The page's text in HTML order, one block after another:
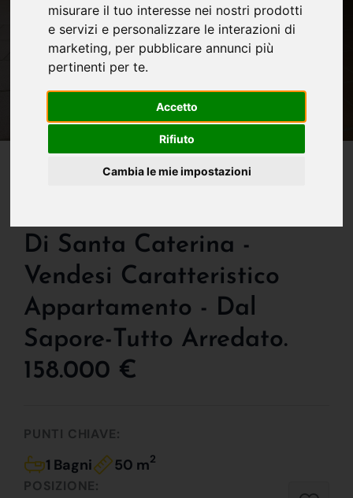
misurare il tuo interesse nei nostri prodotti
e servizi e personalizzare le interazioni di
marketing, per pubblicare annunci più
pertinenti per te.
Accetto
Rifiuto
Cambia le mie impostazioni
IN VENDITA
Bergamo - Introvabile -
Di Santa Caterina -
Vendesi Caratteristico
Appartamento - Dal
Sapore-Tutto Arredato.
158.000 €
PUNTI CHIAVE:
1 Bagni 50 m2
POSIZIONE: